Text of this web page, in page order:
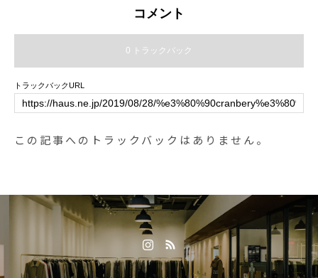
是非この機会に食べ納めにいらし
す！！どうぞご期待下さい。皆さ
まのご来店を心よりお待ちしてお
肉に自慢の手作りタルタルソース
をたっぷりかけました♡スープと
サラダ付きでボリューム満点で
す！…..《HAUS営業時間》＊ショ
ップ 11:00-20:00.＊ビストロカフ
コメント
0 トラックバック
トラックバックURL
この記事へのトラックバックはありません。